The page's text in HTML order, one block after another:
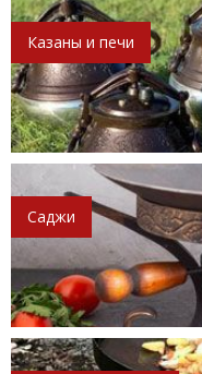
Казаны и печи
Саджи